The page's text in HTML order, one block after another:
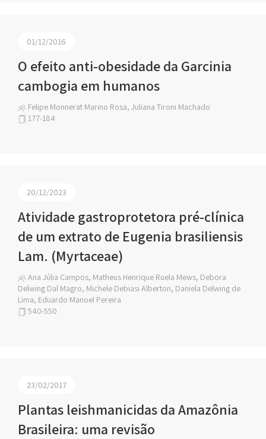
01/12/2016
O efeito anti-obesidade da Garcinia
cambogia em humanos
Felipe Monnerat Marino Rosa, Juliana Tironi Machado
177-184
20/12/2023
Atividade gastroprotetora pré-clínica
de um extrato de Eugenia brasiliensis
Lam. (Myrtaceae)
Ana Júlia Campos, Matheus Henrique Ruela Mews, Debora
Delwing Dal Magro, Michele Debiasi Alberton, Daniela Delwing de
Lima, Eduardo Manoel Pereira
540-550
23/02/2017
Plantas leishmanicidas da Amazônia
Brasileira: uma revisão